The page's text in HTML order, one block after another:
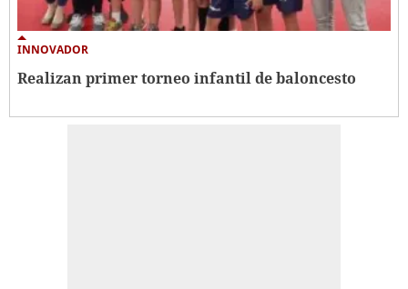
INNOVADOR
Realizan primer torneo infantil de baloncesto